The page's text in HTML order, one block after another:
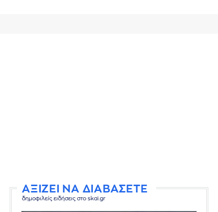
ΑΞΙΖΕΙ ΝΑ ΔΙΑΒΑΣΕΤΕ
δημοφιλείς ειδήσεις στο skai.gr